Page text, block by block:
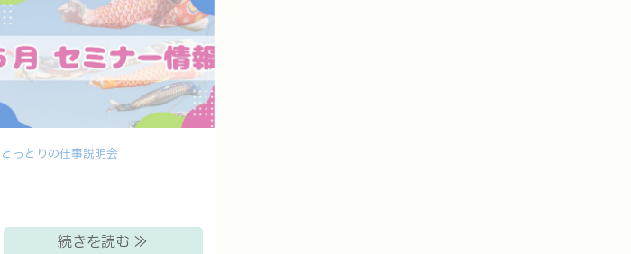
とっとりの仕事説明会
続きを読む ≫